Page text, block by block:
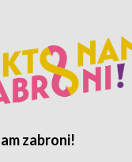
zabroni!